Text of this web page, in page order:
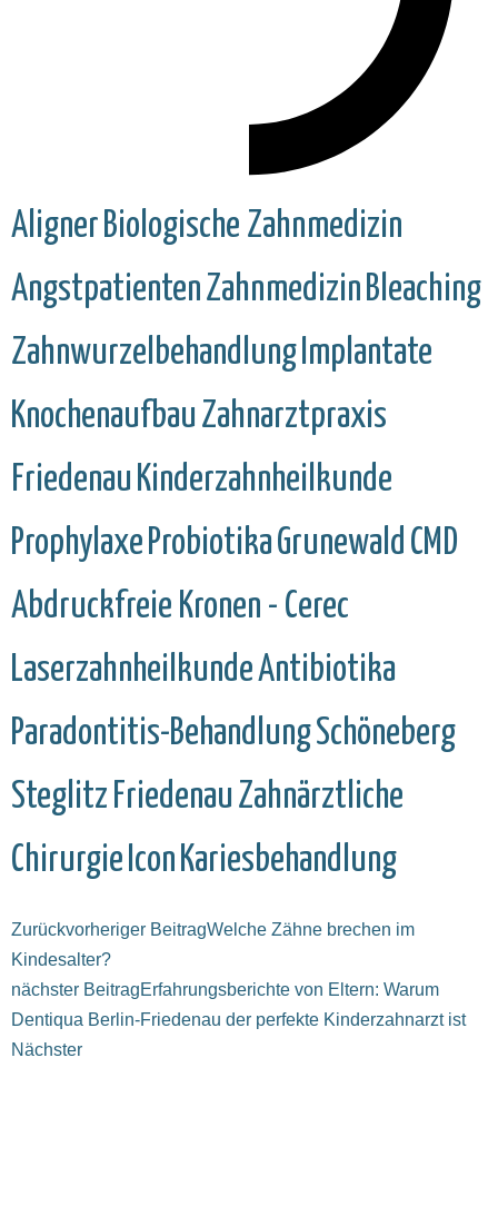
Aligner Biologische Zahnmedizin
AngstpatientenZahnmedizin Bleaching
Zahnwurzelbehandlung Implantate
Knochenaufbau Zahnarztpraxis
Friedenau Kinderzahnheilkunde
Prophylaxe ProbiotikaGrunewald CMD
Abdruckfreie Kronen - Cerec
LaserzahnheilkundeAntibiotika
Paradontitis-BehandlungSchöneberg
Steglitz Friedenau Zahnärztliche
Chirurgie Icon Kariesbehandlung
Zurückvorheriger BeitragWelche Zähne brechen im
Kindesalter?
nächster BeitragErfahrungsberichte von Eltern: Warum
Dentiqua Berlin-Friedenau der perfekte Kinderzahnarzt ist
Nächster